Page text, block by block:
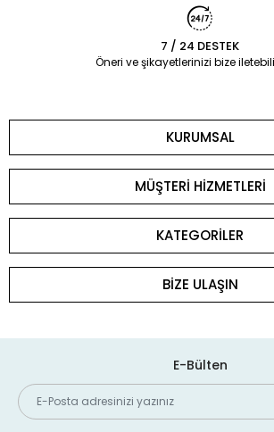
7 / 24 DESTEK
Öneri ve şikayetlerinizi bize
KURUMSAL
MÜŞTERİ HİZMETLERİ
KATEGORİLER
BİZE ULAŞIN
E-Bülten